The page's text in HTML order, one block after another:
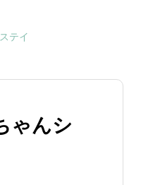
テイ
ゃんシ